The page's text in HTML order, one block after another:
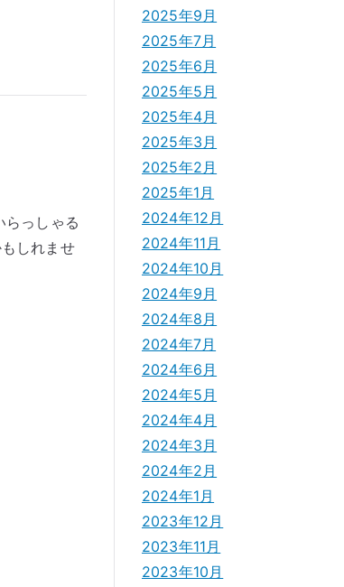
らっしゃる
しれませ
2025年9月
2025年7月
2025年6月
2025年5月
2025年4月
2025年3月
2025年2月
2025年1月
2024年12月
2024年11月
2024年10月
2024年9月
2024年8月
2024年7月
2024年6月
2024年5月
2024年4月
2024年3月
2024年2月
2024年1月
2023年12月
2023年11月
2023年10月